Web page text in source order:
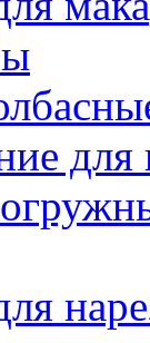
для